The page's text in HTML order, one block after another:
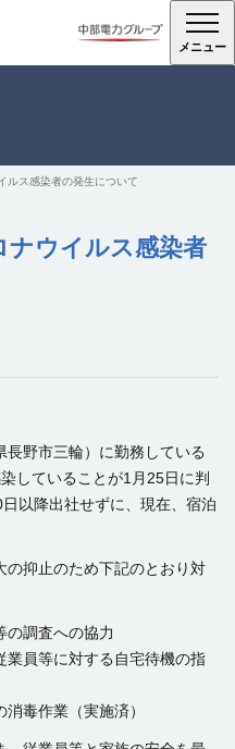
メニュー
ルス感染者の発生について
ナウイルス感染者
野市三輪）に勤務している
していることが1月25日に判
以降出社せずに、現在、宿泊
抑止のため下記のとおり対
の調査への協力
業員等に対する自宅待機の指
毒作業（実施済）